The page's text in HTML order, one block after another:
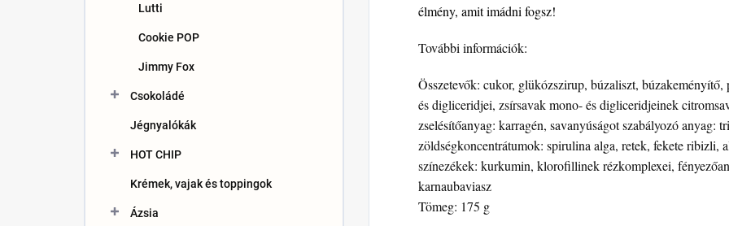
Lutti
Cookie POP
Jimmy Fox
Csokoládé
Jégnyalókák
HOT CHIP
Krémek, vajak és toppingok
Ázsia
élmény, amit imádni fogsz!
További információk:
Összetevők: cukor, glükózszirup, búzaliszt,
és digliceridjei, zsírsavak mono- és digliceridjeinek
zselésítőanyag: karragén, savanyúságot szabályozó anyag:
zöldségkoncentrátumok: spirulina alga, retek, fekete ribizli,
színezékek: kurkumin, klorofillinek rézkomplexei,
karnaubaviasz
Tömeg: 175 g